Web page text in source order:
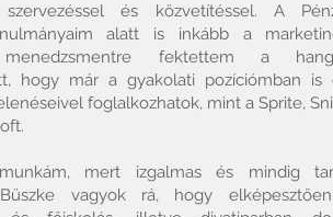
szervezéssel és közvetítéssel. A
alatt is inkább a
menedzsmentre fektettem a
hogy már a gyakolati pozíciómban is
foglalkozhatok, mint a Sprite,
mert izgalmas és mindig
Büszke vagyok rá, hogy